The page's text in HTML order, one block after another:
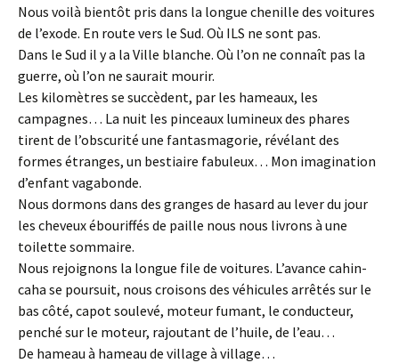
Nous voilà bientôt pris dans la longue chenille des voitures
de l’exode. En route vers le Sud. Où ILS ne sont pas.
Dans le Sud il y a la Ville blanche. Où l’on ne connaît pas la
guerre, où l’on ne saurait mourir.
Les kilomètres se succèdent, par les hameaux, les
campagnes… La nuit les pinceaux lumineux des phares
tirent de l’obscurité une fantasmagorie, révélant des
formes étranges, un bestiaire fabuleux… Mon imagination
d’enfant vagabonde.
Nous dormons dans des granges de hasard au lever du jour
les cheveux ébouriffés de paille nous nous livrons à une
toilette sommaire.
Nous rejoignons la longue file de voitures. L’avance cahin-
caha se poursuit, nous croisons des véhicules arrêtés sur le
bas côté, capot soulevé, moteur fumant, le conducteur,
penché sur le moteur, rajoutant de l’huile, de l’eau…
De hameau à hameau de village à village…